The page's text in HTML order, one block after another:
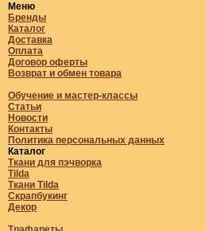
Меню
Бренды
Каталог
Доставка
Оплата
Договор оферты
Возврат и обмен товара
Обучение и мастер-классы
Статьи
Новости
Контакты
Политика персональных данных
Каталог
Ткани для пэчворка
Tilda
Ткани Tilda
Скрапбукинг
Декор